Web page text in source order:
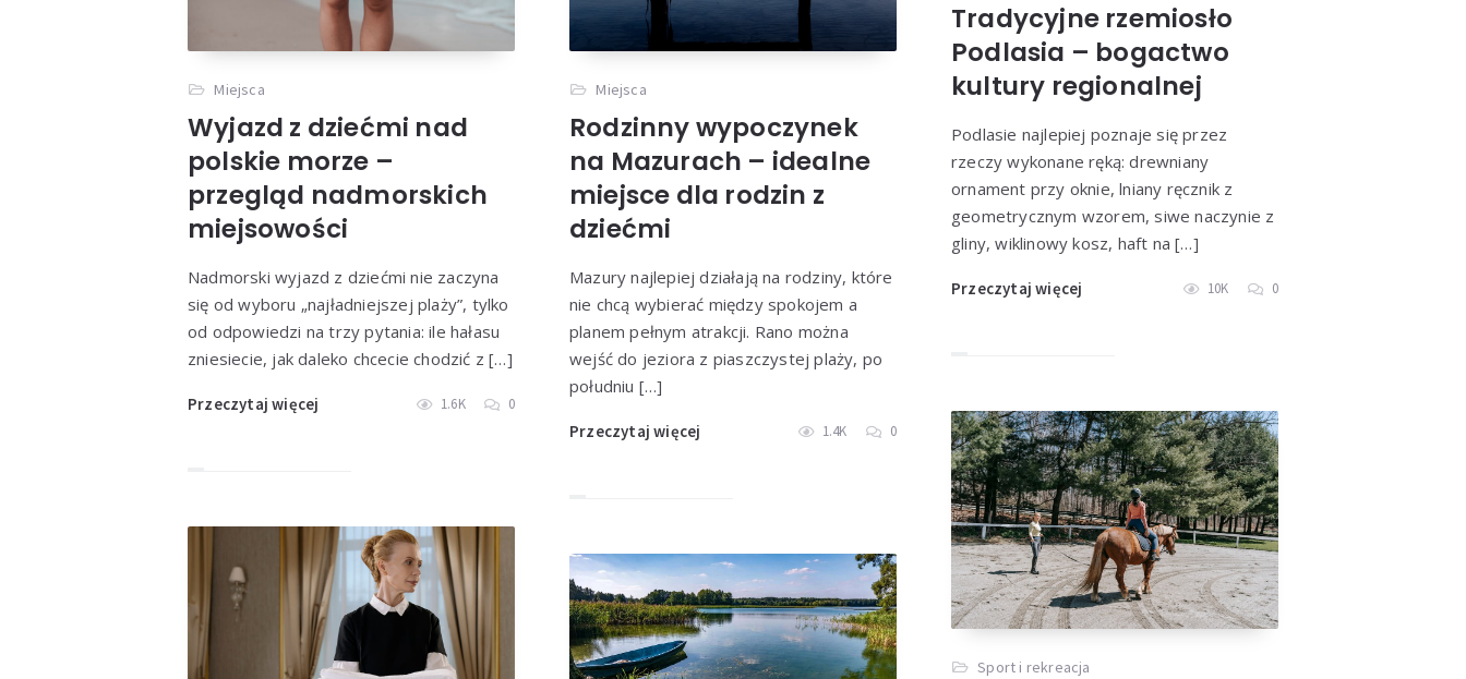
Tradycyjne rzemiosło
Podlasia – bogactwo
kultury regionalnej
Podlasie najlepiej poznaje się przez
rzeczy wykonane ręką: drewniany
ornament przy oknie, lniany ręcznik z
geometrycznym wzorem, siwe naczynie z
gliny, wiklinowy kosz, haft na […]
Przeczytaj więcej 10K 0
Miejsca
Wyjazd z dziećmi nad
polskie morze –
przegląd nadmorskich
miejsowości
Nadmorski wyjazd z dziećmi nie zaczyna
się od wyboru „najładniejszej plaży”, tylko
od odpowiedzi na trzy pytania: ile hałasu
zniesiecie, jak daleko chcecie chodzić z […]
Przeczytaj więcej 1.6K 0
Miejsca
Rodzinny wypoczynek
na Mazurach – idealne
miejsce dla rodzin z
dziećmi
Mazury najlepiej działają na rodziny, które
nie chcą wybierać między spokojem a
planem pełnym atrakcji. Rano można
wejść do jeziora z piaszczystej plaży, po
południu […]
Przeczytaj więcej 1.4K 0
Sport i rekreacja